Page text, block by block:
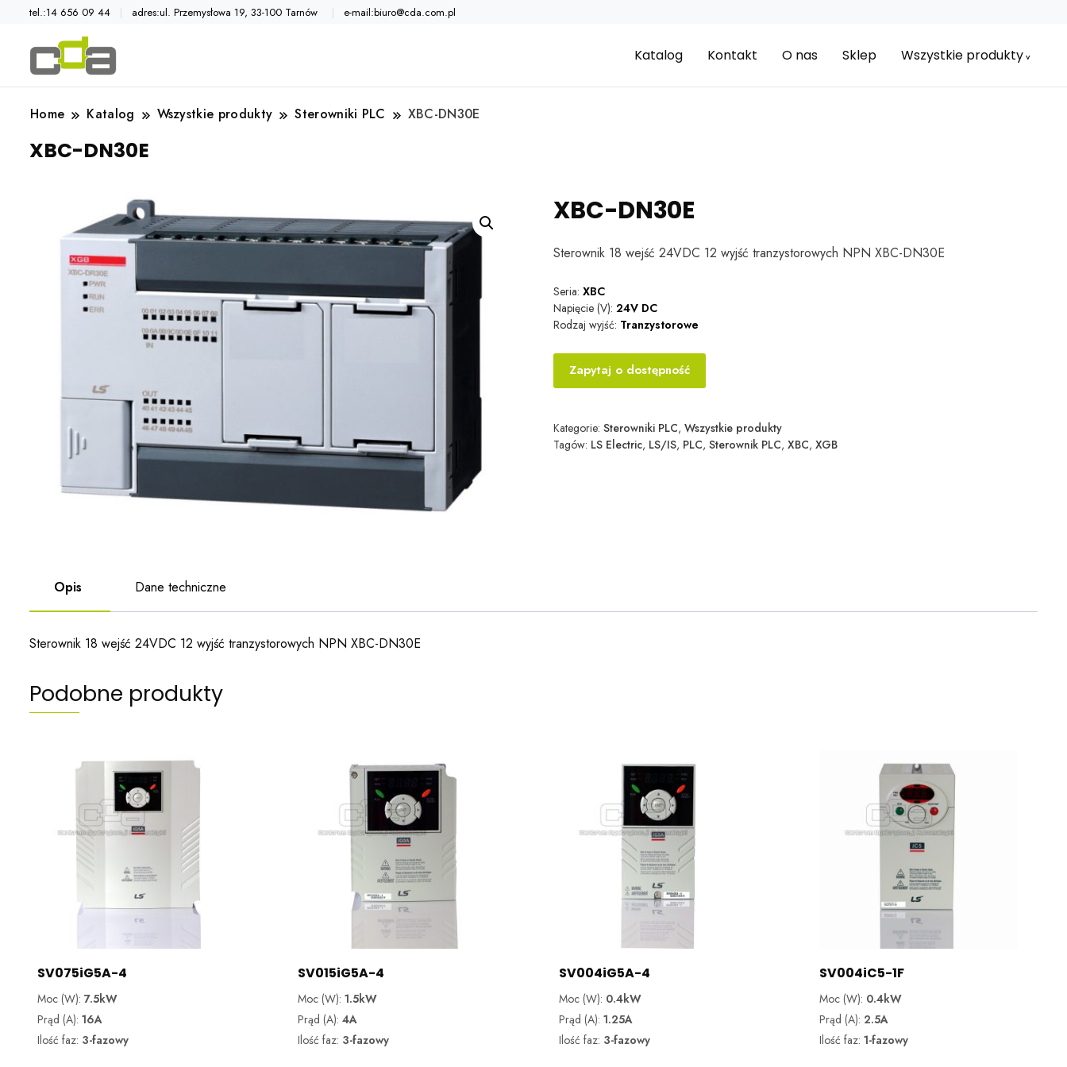
tel.:14 656 09 44 adres:ul. Przemysłowa 19, 33-100 Tarnów e-mail:biuro@cda.com.pl
Katalog Kontakt O nas Sklep Wszystkie produkty
Home Katalog Wszystkie produkty Sterowniki PLC XBC-DN30E
XBC-DN30E
XBC-DN30E
Sterownik 18 wejść 24VDC 12 wyjść tranzystorowych NPN XBC-DN30E
Seria: XBC
Napięcie (V): 24V DC
Rodzaj wyjść: Tranzystorowe
Zapytaj o dostępność
Kategorie:Sterowniki PLC,Wszystkie produkty
Tagów: LS Electric, LS/IS, PLC,Sterownik PLC,XBC,XGB
Opis Dane techniczne
Sterownik 18 wejść 24VDC 12 wyjść tranzystorowych NPN XBC-DN30E
Podobne produkty
SV075iG5A-4
Moc (W): 7.5kW
Prąd (A): 16A
Ilość faz: 3-fazowy
SV015iG5A-4
Moc (W):1.5kW
Prąd (A):4A
Ilość faz: 3-fazowy
SV004iG5A-4
Moc (W): 0.4kW
Prąd (A): 1.25A
Ilość faz: 3-fazowy
SV004iC5-1F
Moc (W): 0.4kW
Prąd (A): 2.5A
Ilość faz: 1-fazowy